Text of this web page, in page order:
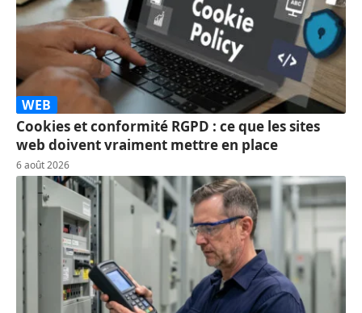
WEB
Cookies et conformité RGPD : ce que les sites
web doivent vraiment mettre en place
6 août 2026